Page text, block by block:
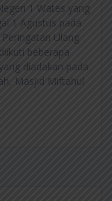
1 Wates yang
1 Agustus pada
Ulang
beberapa
diadakan pada
Masjid Miftahul